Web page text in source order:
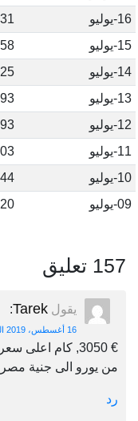
16-يوليو
15-يوليو
14-يوليو
13-يوليو
12-يوليو
11-يوليو
10-يوليو
09-يوليو
157 تعليق
يقول Tarek
:
16 أغسطس، 2019 الساعة 2:53 ص
€ 3050, كام اعلى سعر
من يورو الى جنية
رد